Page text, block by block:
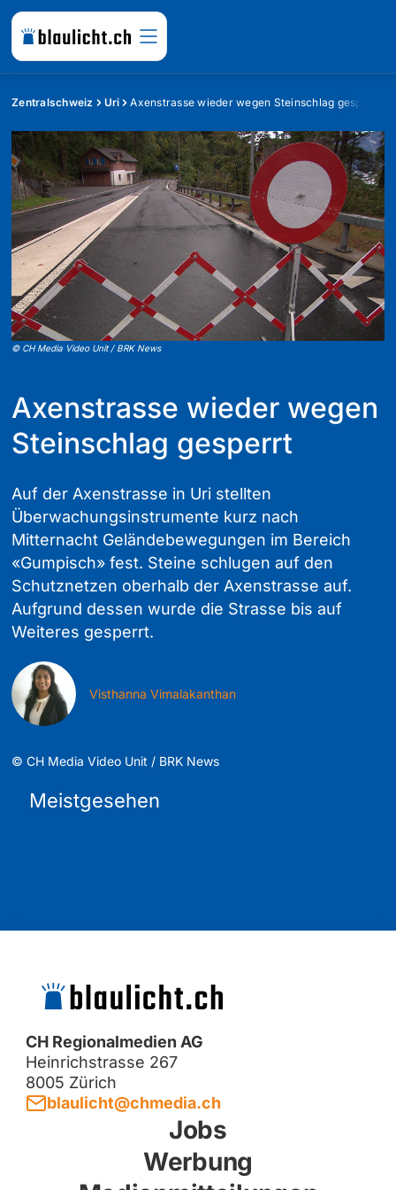
Zentralschweiz Uri Axenstrasse wieder wegen Steinschlag gesperrt
© CH Media Video Unit / BRK News
Axenstrasse wieder wegen
Steinschlag gesperrt
Auf der Axenstrasse in Uri stellten
Überwachungsinstrumente kurz nach
Mitternacht Geländebewegungen im Bereich
«Gumpisch» fest. Steine schlugen auf den
Schutznetzen oberhalb der Axenstrasse auf.
Aufgrund dessen wurde die Strasse bis auf
Weiteres gesperrt.
Visthanna Vimalakanthan
© CH Media Video Unit / BRK News
Meistgesehen
CH Regionalmedien AG
Heinrichstrasse 267
8005 Zürich
blaulicht@chmedia.ch
Jobs
Werbung